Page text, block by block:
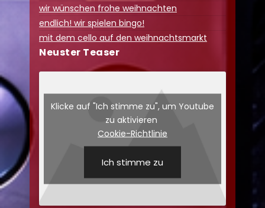
wir wünschen frohe weihnachten
endlich! wir spielen bingo!
mit dem cello auf den weihnachtsmarkt
Neuster Teaser
Klicke auf "Ich stimme zu", um Youtube
zu aktivieren
Cookie-Richtlinie
Ich stimme zu